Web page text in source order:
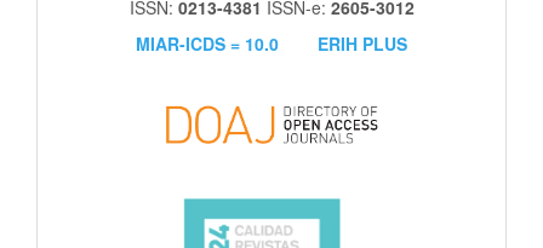
ISSN: 0213-4381 ISSN-e: 2605-3012
MIAR-ICDS = 10.0
ERIH PLUS